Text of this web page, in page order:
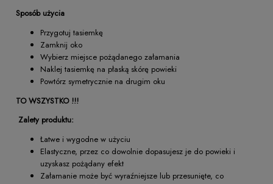
Sposób użycia
Przygotuj tasiemkę
Zamknij oko
Wybierz miejsce pożądanego załamania
Naklej tasiemkę na płaską skórę powieki
Powtórz symetrycznie na drugim oku
TO WSZYSTKO !!!
Zalety produktu:
Łatwe i wygodne w użyciu
Elastyczne, przez co dowolnie dopasujesz je do powieki i
uzyskasz pożądany efekt
Załamanie może być wyraźniejsze lub przesunięte, co